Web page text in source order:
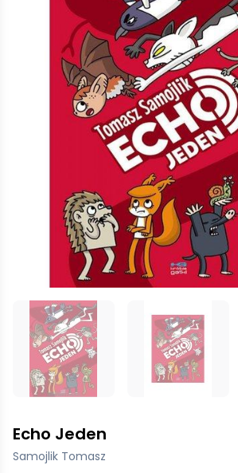
Echo Jeden
Samojlik Tomasz